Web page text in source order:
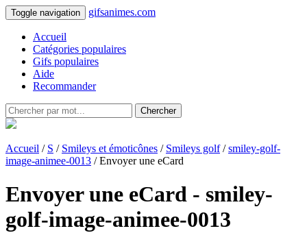
Toggle navigation gifsanimes.com
Accueil
Catégories populaires
Gifs populaires
Aide
Recommander
Chercher
Accueil / S / Smileys et émoticônes / Smileys golf/smiley-golf-
image-animee-0013 / Envoyer une eCard
Envoyer une eCard - smiley-
golf-image-animee-0013